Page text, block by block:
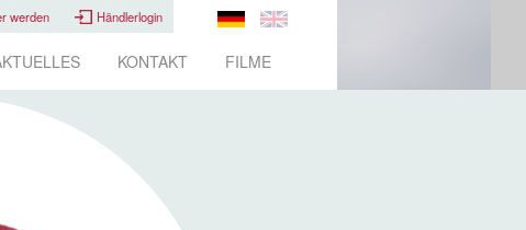
werden Händlerlogin
KONTAKT FILME